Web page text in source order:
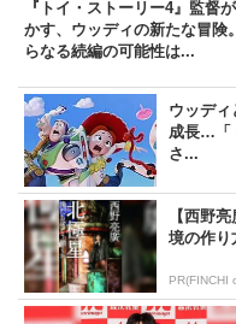
『トイ・ストーリー4』監督
かす、ウッディの新たな冒険
らなる続編の可能性は...
ウッデ
成長…「
さ...
【西野
境の作り
PR(FINCHI